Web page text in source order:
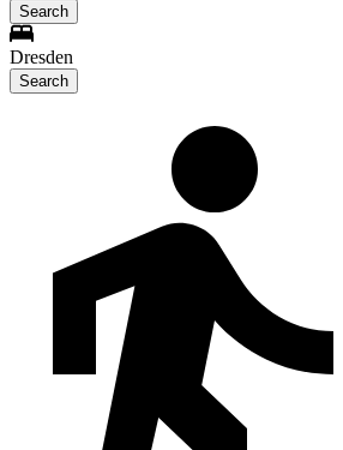
Search
Dresden
Search